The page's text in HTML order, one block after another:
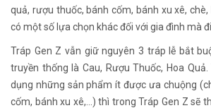
quả, rượu thuốc, bánh cốm, bánh xu xê, chè,
có một số lựa chọn khác đối với gia đình mà
Tráp Gen Z vẫn giữ nguyên 3 tráp lễ bắt
truyền thống là Cau, Rượu Thuốc, Hoa
dụng những sản phẩm ít được ưa chuộng
cốm, bánh xu xê,...) thì trong Tráp Gen Z sẽ